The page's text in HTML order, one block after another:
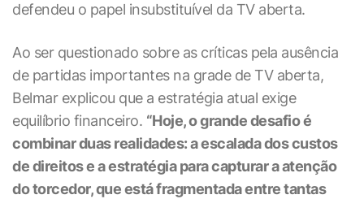
defendeu o papel insubstituível da TV aberta.
Ao ser questionado sobre as críticas pela ausência
de partidas importantes na grade de TV aberta,
Belmar explicou que a estratégia atual exige
equilíbrio financeiro. “Hoje, o grande desafio é
combinar duas realidades: a escalada dos custos
de direitos e a estratégia para capturar a atenção
do torcedor, que está fragmentada entre tantas